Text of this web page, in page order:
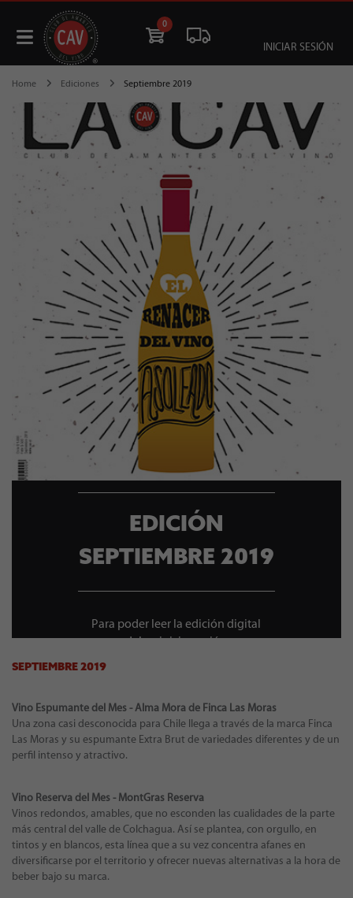
0
INICIAR SESIÓN
Home Ediciones Septiembre 2019
EDICIÓN
SEPTIEMBRE 2019
Para poder leer la edición digital
debes iniciar sesión
SEPTIEMBRE 2019
Vino Espumante del Mes - Alma Mora de Finca Las Moras
Una zona casi desconocida para Chile llega a través de la marca Finca
Las Moras y su espumante Extra Brut de variedades diferentes y de un
perfil intenso y atractivo.
Vino Reserva del Mes - MontGras Reserva
Vinos redondos, amables, que no esconden las cualidades de la parte
más central del valle de Colchagua. Así se plantea, con orgullo, en
tintos y en blancos, esta línea que a su vez concentra afanes en
diversificarse por el territorio y ofrecer nuevas alternativas a la hora de
beber bajo su marca.